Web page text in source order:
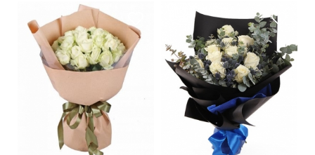
60 см 40 см
11 белых роз, эвкалипт
Бэби Блу, матовая пленка,
атласная лента.
55 см
45 см